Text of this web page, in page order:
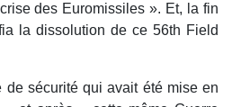
des Euromissiles ». Et, la fin
la dissolution de ce 56th Field
de sécurité qui avait été mise en